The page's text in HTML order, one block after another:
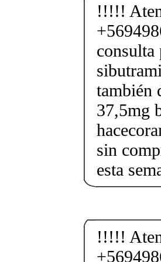
!!!!!
consulta
también
37,5mg
sin
esta
!!!!!